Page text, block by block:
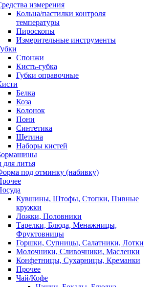
измерения
Кольца/пастилки контроля
температуры
Пироскопы
Измерительные инструменты
Спонжи
Кисть-губка
Губки оправочные
Белка
Коза
Колонок
Пони
Синтетика
Щетина
Наборы кистей
литья
под отминку (набивку)
Кувшины, Штофы, Стопки, Пивные
кружки
Ложки, Половники
Тарелки, Блюда, Менажницы,
Фруктовницы
Горшки, Супницы, Салатники, Лотки
Молочники, Сливочники, Масленки
Конфетницы, Сухарницы, Креманки
Прочее
Чай/Кофе